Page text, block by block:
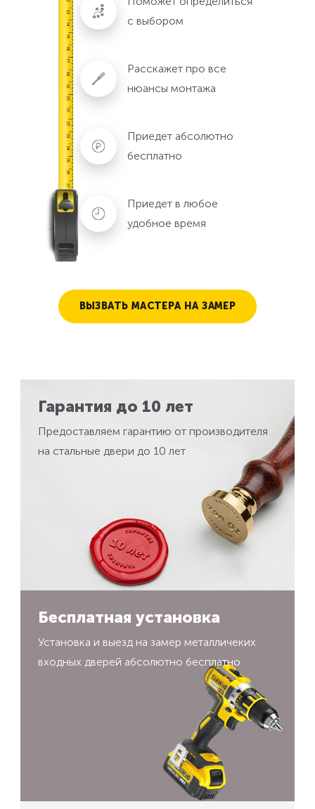
с выбором
Расскажет про все
нюансы монтажа
Приедет абсолютно
бесплатно
Приедет в любое
удобное время
ВЫЗВАТЬ МАСТЕРА НА ЗАМЕР
Гарантия до 10 лет
Предоставляем гарантию от производителя
на стальные двери до 10 лет
Бесплатная установка
Установка и выезд на замер металличеких
входных дверей абсолютно бесплатно